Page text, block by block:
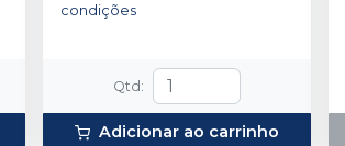
condições
Qtd :
Adicionar ao carrinho